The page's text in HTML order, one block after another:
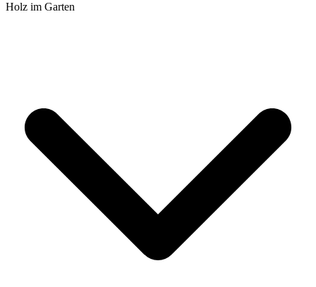
Holz im Garten